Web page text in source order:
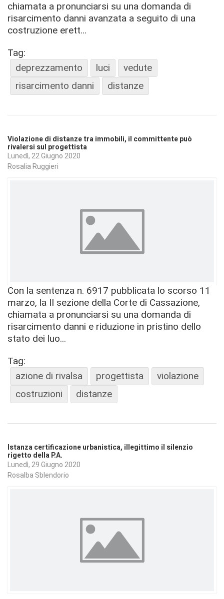
chiamata a pronunciarsi su una domanda di
risarcimento danni avanzata a seguito di una
costruzione erett...
Tag:
deprezzamento
luci
vedute
risarcimento danni
distanze
Violazione di distanze tra immobili, il committente può
rivalersi sul progettista
Lunedì, 22 Giugno 2020
Rosalia Ruggieri
Con la sentenza n. 6917 pubblicata lo scorso 11
marzo, la II sezione della Corte di Cassazione,
chiamata a pronunciarsi su una domanda di
risarcimento danni e riduzione in pristino dello
stato dei luo...
Tag:
azione di rivalsa
progettista
violazione
costruzioni
distanze
Istanza certificazione urbanistica, illegittimo il silenzio
rigetto della P.A.
Lunedì, 29 Giugno 2020
Rosalba Sblendorio